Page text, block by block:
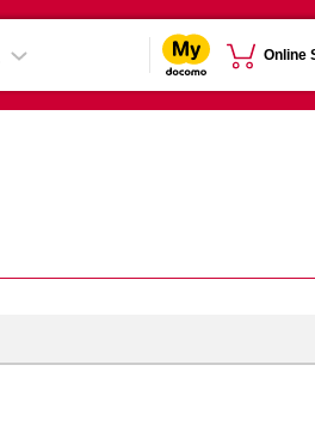
Online